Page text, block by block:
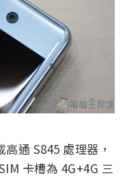
通 S845 處理器，
卡槽為 4G+4G 三